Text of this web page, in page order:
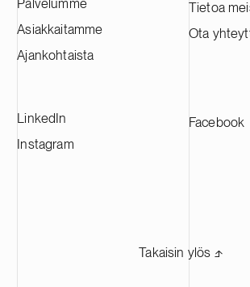
Tehtaasta tulee yksi Euroopan
CAM-tuotantolaitoksista, ja se tulee
toimittamaan materiaaleja johtaville
Palvelumme
Asiakkaitamme
Ajankohtaista
Tietoa
Ota
LinkedIn
Instagram
Facebook
Takaisin ylös ⬏